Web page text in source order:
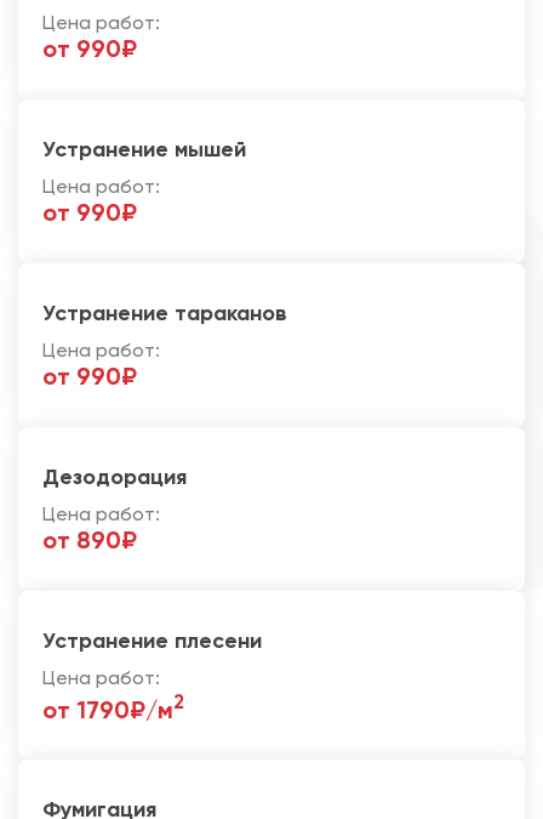
Цена работ:
от 990₽
Устранение мышей
Цена работ:
от 990₽
Устранение тараканов
Цена работ:
от 990₽
Дезодорация
Цена работ:
от 890₽
Устранение плесени
Цена работ:
от 1790₽/м2
Фумигация